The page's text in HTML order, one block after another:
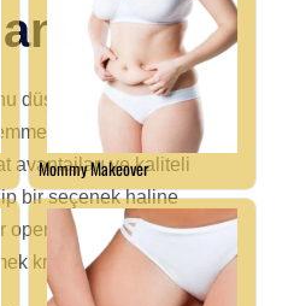
düşünenler için 2025, bu
bir yıl olabilir.
avantajları ve kaliteli
bir seçenek haline
operasyona başlamadan
kritik önem taşımaktadır.